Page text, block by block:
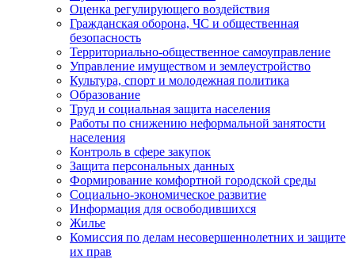
Оценка регулирующего воздействия
Гражданская оборона, ЧС и общественная
безопасность
Территориально-общественное самоуправление
Управление имуществом и землеустройство
Культура, спорт и молодежная политика
Образование
Труд и социальная защита населения
Работы по снижению неформальной занятости
населения
Контроль в сфере закупок
Защита персональных данных
Формирование комфортной городской среды
Социально-экономическое развитие
Информация для освободившихся
Жилье
Комиссия по делам несовершеннолетних и защите
их прав